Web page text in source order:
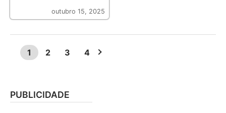
outubro 15, 2025
1 2 3 4
PUBLICIDADE